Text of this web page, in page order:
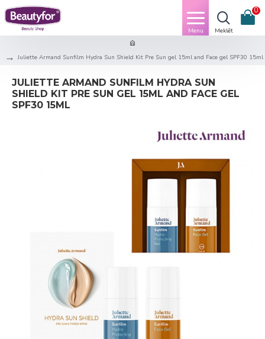
0
Juliette Armand Sunfilm Hydra Sun Shield Kit Pre Sun gel 15ml and Face gel SPF30 15ml
JULIETTE ARMAND SUNFILM HYDRA SUN
SHIELD KIT PRE SUN GEL 15ML AND FACE GEL
SPF30 15ML